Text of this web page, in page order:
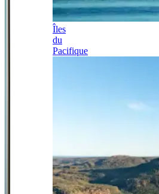
Îles
du
Pacifique